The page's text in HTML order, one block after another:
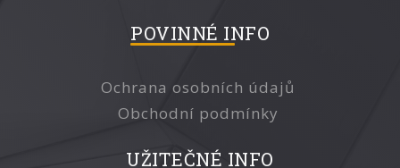
POVINNÉ INFO
Ochrana osobních údajů
Obchodní podmínky
UŽITEČNÉ INFO